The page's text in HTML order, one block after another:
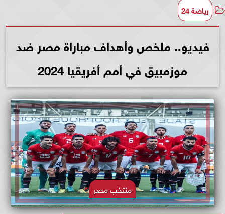
رياضة 24
فيديو.. ملخص وأهداف مباراة مصر ضد
موزمبيق في أمم أفريقيا 2024
منتخب مصر